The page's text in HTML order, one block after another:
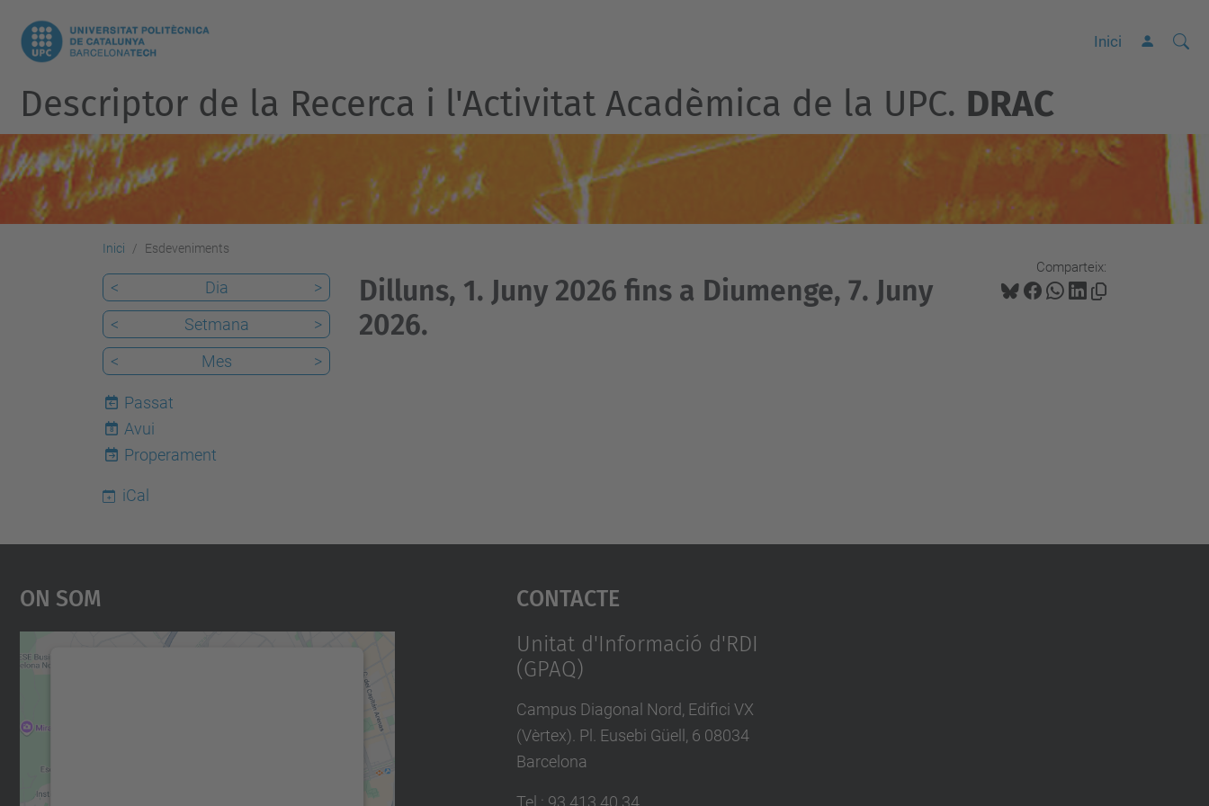
Inici Cerca
C
a
a
v
a
Descriptor de la Recerca i l'Activitat Acadèmica de la UPC. DRAC
Inici Esdeveniments
Comparteix:
Dilluns, 1. Juny 2026 fins a Diumenge, 7. Juny
2026.
< Dia
>
<
Setmana
>
<
Mes >
Passat
8
Avui
Properament
iCal
On Som Contacte
Unitat d'Informació d'RDI
(GPAQ)
Campus Diagonal Nord, Edifici VX
(Vèrtex). Pl. Eusebi Güell, 6 08034
Barcelona
Tel. : 93 413 40 34